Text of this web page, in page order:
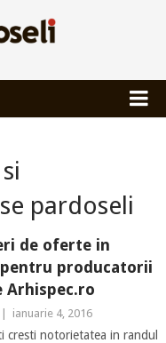
pardoseli
de oferte in
producatorii
Arhispec.ro
ianuarie 4, 2016
cresti notorietatea in randul